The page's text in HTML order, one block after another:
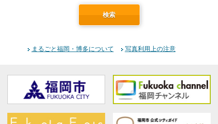
検索
まるごと福岡・博多について 写真利用上の注意